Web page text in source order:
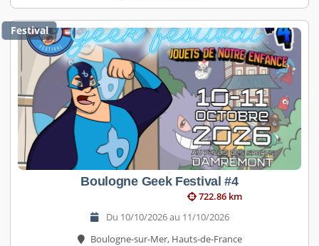
Festival
Boulogne Geek Festival #4
722.86 km
Du 10/10/2026 au 11/10/2026
Boulogne-sur-Mer, Hauts-de-France